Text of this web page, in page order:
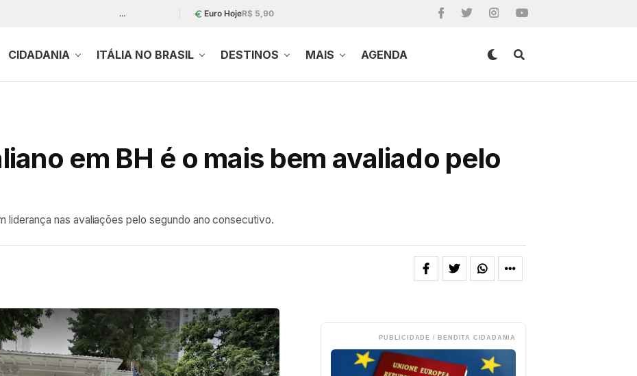
… Euro HojeR$ 5,90
CIDADANIA ITÁLIA NO BRASIL DESTINOS MAIS AGENDA
em BH é o mais bem avaliado pelo
liderança nas avaliações pelo segundo ano consecutivo.
PUBLICIDADE / BENDITA CIDADANIA